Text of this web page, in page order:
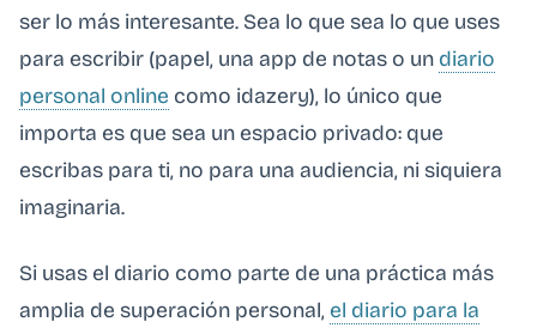
ser lo más interesante. Sea lo que sea lo que uses
para escribir (papel, una app de notas o un diario
personal online como idazery), lo único que
importa es que sea un espacio privado: que
escribas para ti, no para una audiencia, ni siquiera
imaginaria.
Si usas el diario como parte de una práctica más
amplia de superación personal, el diario para la